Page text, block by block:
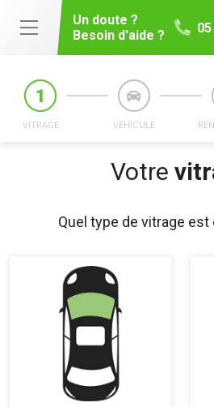
Un doute ?
Besoin d'aide ?
Votre
VITRAGE VÉHICULE
Quel type de vitrage est